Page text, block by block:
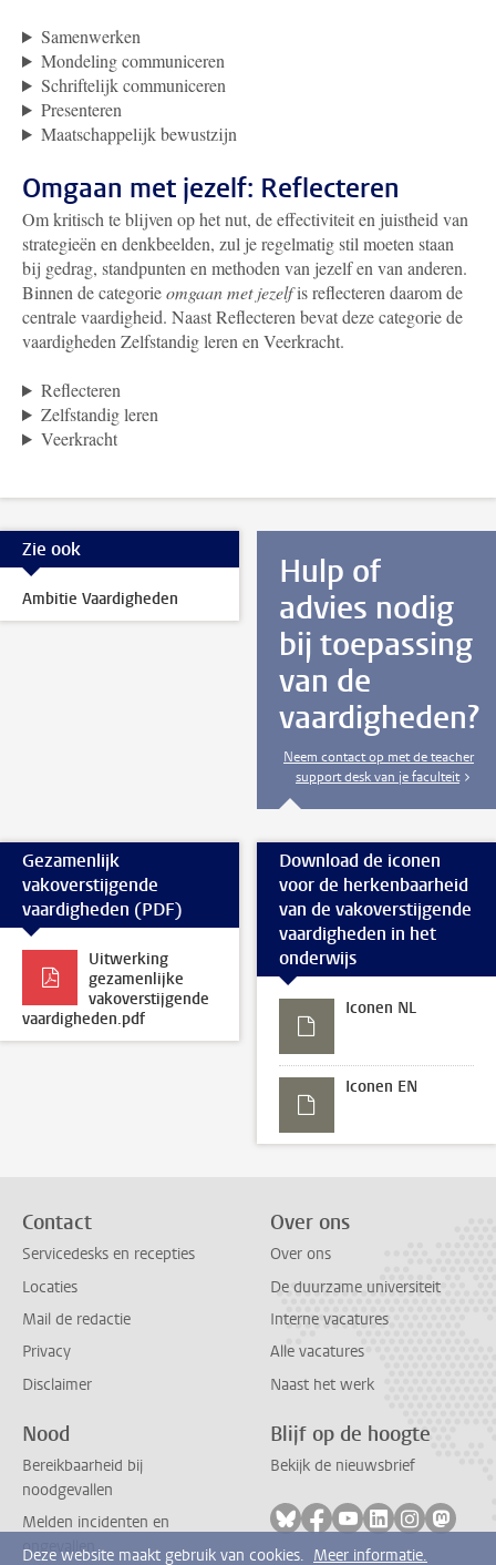
Samenwerken
Mondeling communiceren
Schriftelijk communiceren
Presenteren
Maatschappelijk bewustzijn
Omgaan met jezelf: Reflecteren
Om kritisch te blijven op het nut, de effectiviteit en juistheid van
strategieën en denkbeelden, zul je regelmatig stil moeten staan
bij gedrag, standpunten en methoden van jezelf en van anderen.
Binnen de categorieomgaan met jezelfis reflecteren daarom de
centrale vaardigheid. Naast Reflecteren bevat deze categorie de
vaardigheden Zelfstandig leren en Veerkracht.
Reflecteren
Zelfstandig leren
Veerkracht
Zie ook
Ambitie Vaardigheden
Hulp of
advies nodig
bij toepassing
van de
vaardigheden?
Neem contact op met de teacher
support desk van je faculteit
Gezamenlijk
vakoverstijgende
vaardigheden (PDF)
Uitwerking
gezamenlijke
vakoverstijgende
vaardigheden.pdf
Download de iconen
voor de herkenbaarheid
van de vakoverstijgende
vaardigheden in het
onderwijs
Iconen NL
Iconen EN
Contact
Servicedesks en recepties
Locaties
Mail de redactie
Privacy
Disclaimer
Over ons
Over ons
De duurzame universiteit
Interne vacatures
Alle vacatures
Naast het werk
Nood
Bereikbaarheid bij
noodgevallen
Melden incidenten en
ongevallen
Blijf op de hoogte
Bekijk de nieuwsbrief
Volg ons op bluesky
Volg ons op facebook
Volg ons op
Volg ons op
Volg ons
Volg
Deze website maakt gebruik van cookies. Meer informatie.